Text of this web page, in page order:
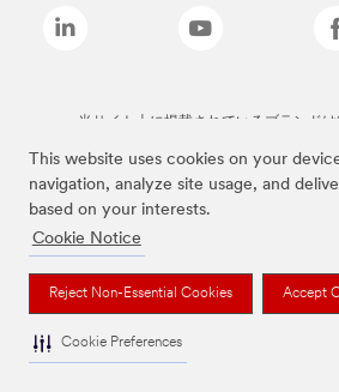
This website uses cookies on your
navigation, analyze site usage, and
based on your interests.
Cookie Notice
Reject Non-Essential Cookies Accept
Cookie Preferences
当サイト上に掲載されているブランドは